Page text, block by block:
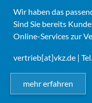
Wir haben das
Sind Sie bereits
Online-Services zur
vertrieb[at]vkz.de |
mehr erfahren